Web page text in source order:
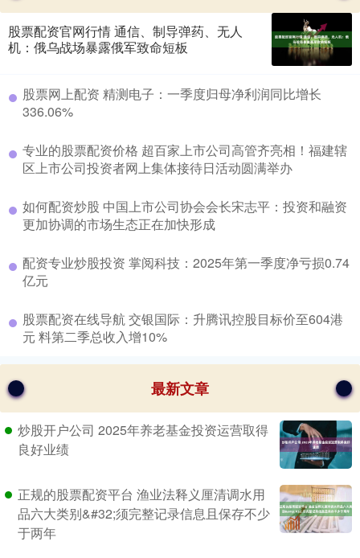
股票配资官网行情 通信、制导弹药、无人
机：俄乌战场暴露俄军致命短板
​股票网上配资 精测电子：一季度归母净利润同比增长
336.06%
​专业的股票配资价格 超百家上市公司高管齐亮相！福建辖
区上市公司投资者网上集体接待日活动圆满举办
​如何配资炒股 中国上市公司协会会长宋志平：投资和融资
更加协调的市场生态正在加快形成
​配资专业炒股投资 掌阅科技：2025年第一季度净亏损0.74
亿元
​股票配资在线导航 交银国际：升腾讯控股目标价至604港
元 料第二季总收入增10%
最新文章
炒股开户公司 2025年养老基金投资运营取得
良好业绩
正规的股票配资平台 渔业法释义厘清调水用
品六大类别&#32;须完整记录信息且保存不少
于两年